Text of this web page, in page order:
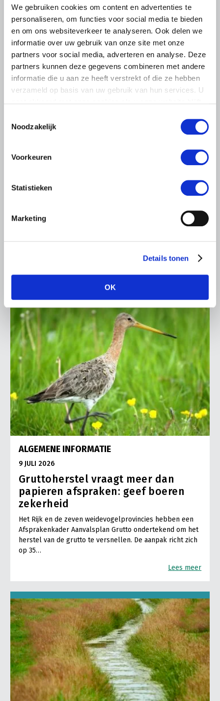
We gebruiken cookies om content en advertenties te
personaliseren, om functies voor social media te bieden
en om ons websiteverkeer te analyseren. Ook delen we
informatie over uw gebruik van onze site met onze
partners voor social media, adverteren en analyse. Deze
partners kunnen deze gegevens combineren met andere
informatie die u aan ze heeft verstrekt of die ze hebben
verzameld op basis van uw gebruik van hun services. U
Noodzakelijk
Voorkeuren
Statistieken
Marketing
Details tonen
OK
9 JULI 2026
gesprek over stikstofplannen
LTO organiseerde vijf grote regiobijeenkomsten over de
leden bezochten de bijeenkomsten om vragen te stellen,
zorgen te delen en de LTO-bestuurders richting mee te
Lees meer
ALGEMENE INFORMATIE
9 JULI 2026
Gruttoherstel vraagt meer dan
papieren afspraken: geef boeren
zekerheid
Het Rijk en de zeven weidevogelprovincies hebben een
Afsprakenkader Aanvalsplan Grutto ondertekend om het
herstel van de grutto te versnellen. De aanpak richt zich
op 35…
Lees meer